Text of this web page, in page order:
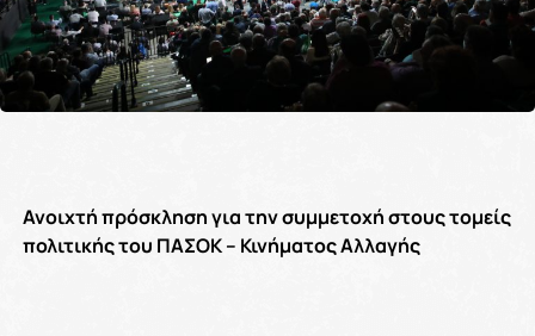
Ανοιχτή πρόσκληση για την συμμετοχή στους τομείς
πολιτικής του ΠΑΣΟΚ – Κινήματος Αλλαγής